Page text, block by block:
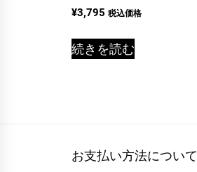
¥3,795 税込価格
続きを読む
お支払い方法について